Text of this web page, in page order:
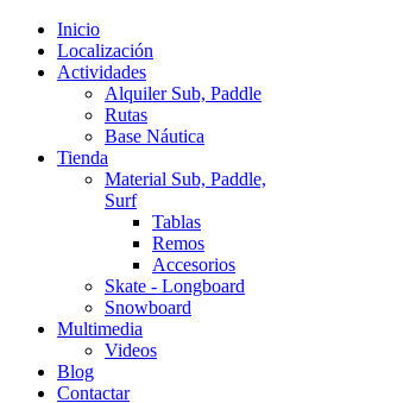
Inicio
Localización
Actividades
Alquiler Sub, Paddle
Rutas
Base Náutica
Tienda
Material Sub, Paddle,
Surf
Tablas
Remos
Accesorios
Skate - Longboard
Snowboard
Multimedia
Videos
Blog
Contactar